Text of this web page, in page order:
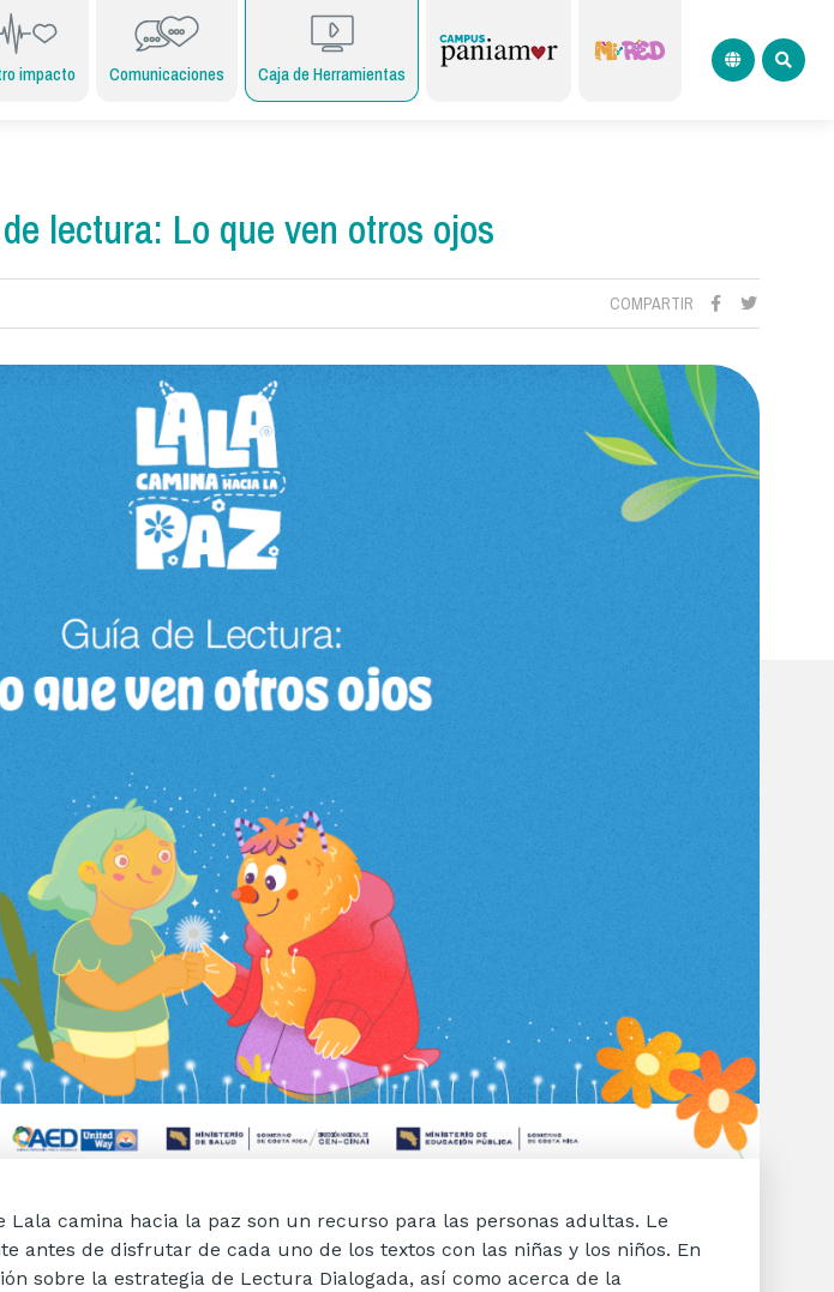
impacto Comunicaciones Caja de Herramientas
lectura: Lo que ven otros ojos
COMPARTIR
camina hacia la paz son un recurso para las personas adultas. Le
antes de disfrutar de cada uno de los textos con las niñas y los niños. En
sobre la estrategia de Lectura Dialogada, así como acerca de la